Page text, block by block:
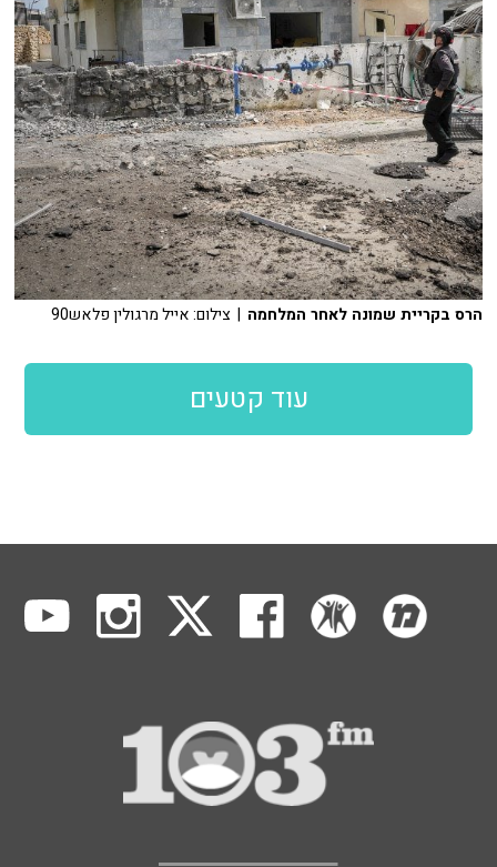
הרס בקריית שמונה לאחר המלחמה | צילום: אייל מרגולין פלאש90
עוד קטעים